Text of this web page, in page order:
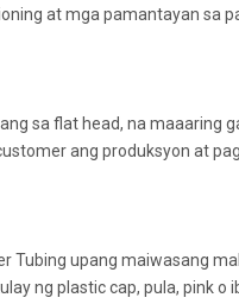
at mga pamantayan sa
sa flat head, na maaaring
ang produksyon at
Tubing upang maiwasang
ng plastic cap, pula, pink o